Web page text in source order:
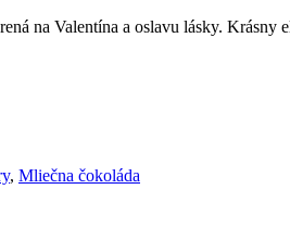
na Valentína a oslavu lásky. Krásny
, Mliečna čokoláda